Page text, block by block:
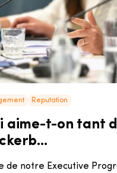
Reputation
aime-t-on tant
de notre Executive